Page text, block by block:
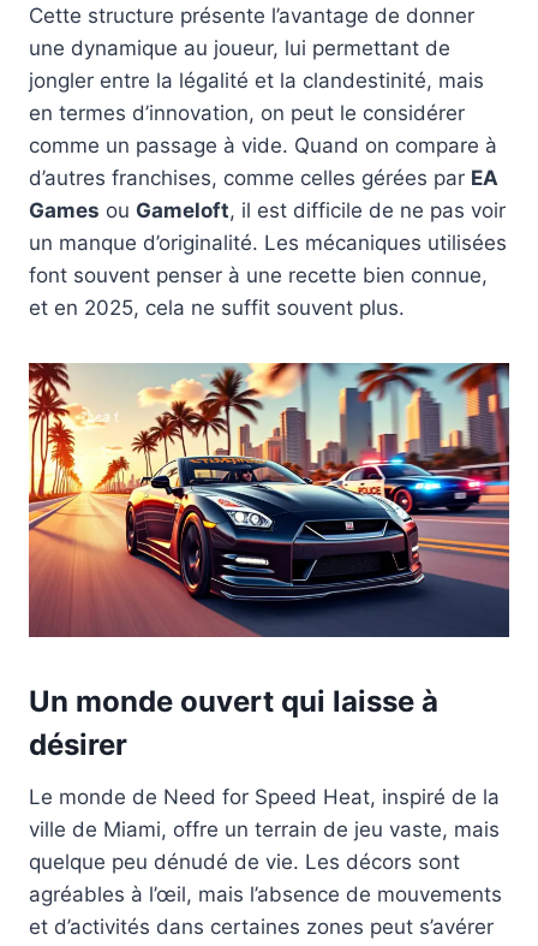
Cette structure présente l’avantage de donner
une dynamique au joueur, lui permettant de
jongler entre la légalité et la clandestinité, mais
en termes d’innovation, on peut le considérer
comme un passage à vide. Quand on compare à
d’autres franchises, comme celles gérées par EA
Games ou Gameloft, il est difficile de ne pas voir
un manque d’originalité. Les mécaniques utilisées
font souvent penser à une recette bien connue,
et en 2025, cela ne suffit souvent plus.
Un monde ouvert qui laisse à
désirer
Le monde de Need for Speed Heat, inspiré de la
ville de Miami, offre un terrain de jeu vaste, mais
quelque peu dénudé de vie. Les décors sont
agréables à l’œil, mais l’absence de mouvements
et d’activités dans certaines zones peut s’avérer